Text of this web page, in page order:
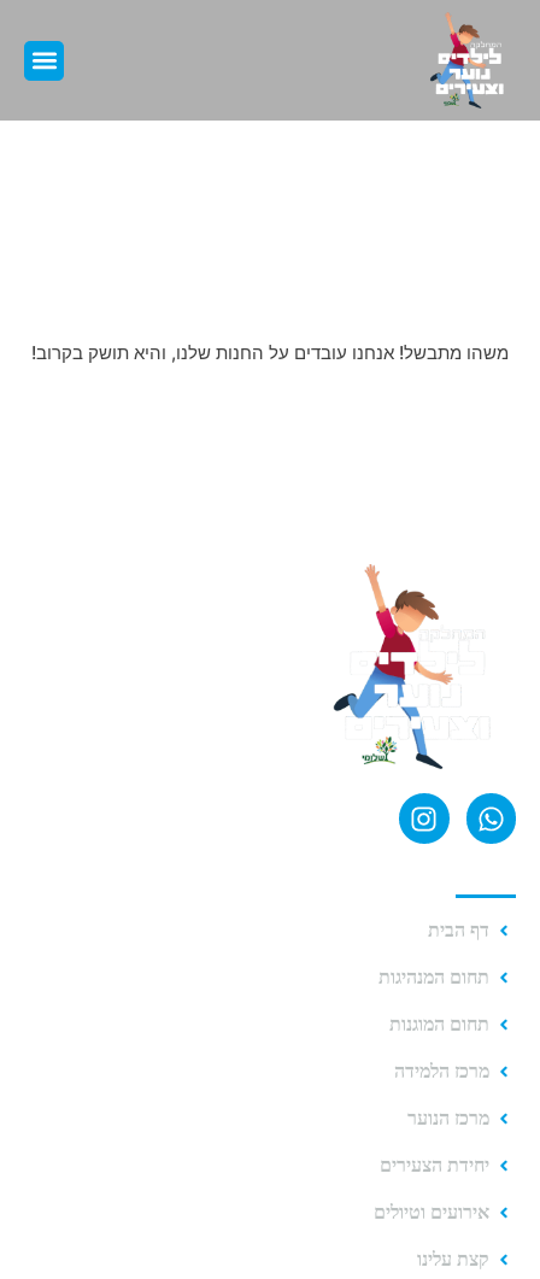
משהו מתבשל! אנחנו עובדים על החנות שלנו, והיא תושק בקרוב!
דף הבית
תחום המנהיגות
תחום המוגנות
מרכז הלמידה
מרכז הנוער
יחידת הצעירים
אירועים וטיולים
קצת עלינו